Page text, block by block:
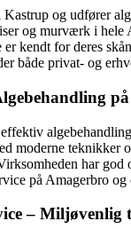
og udfører
og murværk i hele
kendt for deres
både privat- og
moderne teknikker
har god
på Amagerbro og
– Miljøvenlig